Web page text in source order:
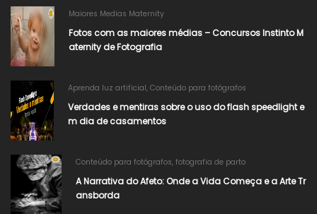
Maiores Medias Maternity
Fotos com as maiores médias – Concursos Instinto M
aternity de Fotografia
Aprenda luz artificial, Conteúdo para fotógrafos
Verdades e mentiras sobre o uso do flash speedlight e
m dia de casamentos
Conteúdo para fotógrafos, fotografia de parto
A Narrativa do Afeto: Onde a Vida Começa e a Arte Tr
ansborda